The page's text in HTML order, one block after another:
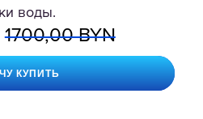
воды.
1700,00 BYN
КУПИТЬ